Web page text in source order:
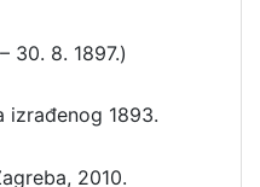
30. 8. 1897.)
izrađenog 1893.
2010.